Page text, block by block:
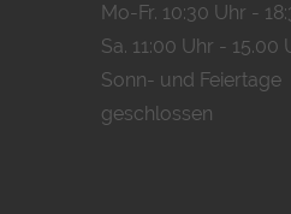
Mo-Fr. 10:30 Uhr -
Sa. 11:00 Uhr - 15.00
Sonn- und Feiertage
geschlossen